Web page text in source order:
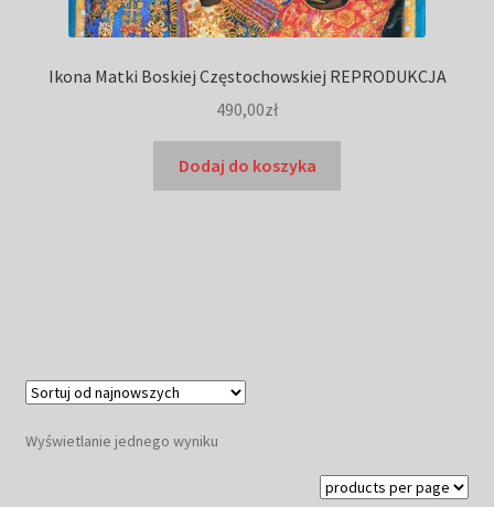
Ikona Matki Boskiej Częstochowskiej REPRODUKCJA
490,00zł
Dodaj do koszyka
Wyświetlanie jednego wyniku